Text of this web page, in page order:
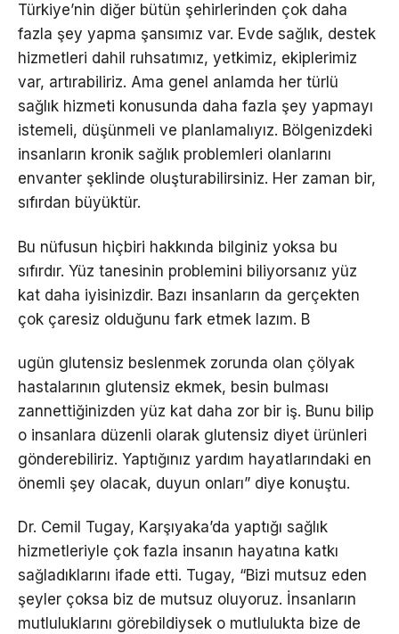
Türkiye’nin diğer bütün şehirlerinden çok daha
fazla şey yapma şansımız var. Evde sağlık, destek
hizmetleri dahil ruhsatımız, yetkimiz, ekiplerimiz
var, artırabiliriz. Ama genel anlamda her türlü
sağlık hizmeti konusunda daha fazla şey yapmayı
istemeli, düşünmeli ve planlamalıyız. Bölgenizdeki
insanların kronik sağlık problemleri olanlarını
envanter şeklinde oluşturabilirsiniz. Her zaman bir,
sıfırdan büyüktür.
Bu nüfusun hiçbiri hakkında bilginiz yoksa bu
sıfırdır. Yüz tanesinin problemini biliyorsanız yüz
kat daha iyisinizdir. Bazı insanların da gerçekten
çok çaresiz olduğunu fark etmek lazım. B
ugün glutensiz beslenmek zorunda olan çölyak
hastalarının glutensiz ekmek, besin bulması
zannettiğinizden yüz kat daha zor bir iş. Bunu bilip
o insanlara düzenli olarak glutensiz diyet ürünleri
gönderebiliriz. Yaptığınız yardım hayatlarındaki en
önemli şey olacak, duyun onları” diye konuştu.
Dr. Cemil Tugay, Karşıyaka’da yaptığı sağlık
hizmetleriyle çok fazla insanın hayatına katkı
sağladıklarını ifade etti. Tugay, “Bizi mutsuz eden
şeyler çoksa biz de mutsuz oluyoruz. İnsanların
mutluluklarını görebildiysek o mutlulukta bize de